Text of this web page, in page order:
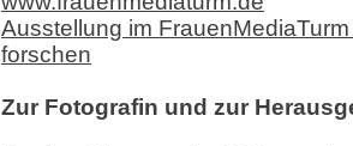
Ausstellung im
forschen
Zur Fotografin und zur